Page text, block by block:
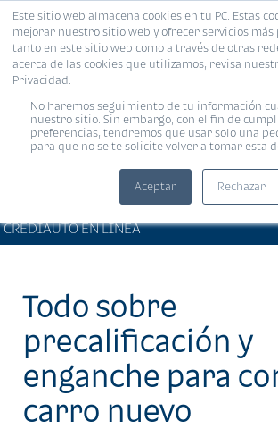
Este sitio web almacena cookies en tu PC. Estas
mejorar nuestro sitio web y ofrecer servicios más
tanto en este sitio web como a través de otras
acerca de las cookies que utilizamos, revisa
Privacidad.
No haremos seguimiento de tu información
nuestro sitio. Sin embargo, con el fin de
preferencias, tendremos que usar solo una
para que no se te solicite volver a tomar esta
Aceptar Rechazar
CREDIAUTO EN LÍNEA
Todo sobre
precalificación y
enganche para
carro nuevo